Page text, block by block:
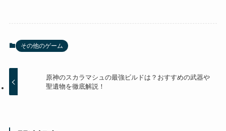
その他のゲーム
原神のスカラマシュの最強ビルドは？おすすめの武器や
聖遺物を徹底解説！